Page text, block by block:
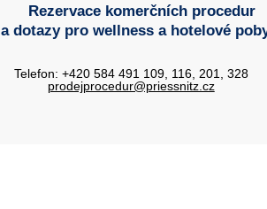
Rezervace komerčních procedur
a dotazy pro wellness a hotelové
Telefon: +420 584 491 109, 116, 201, 328
prodejprocedur@priessnitz.cz